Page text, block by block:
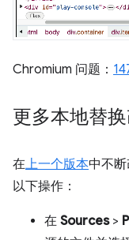
Chromium 问题：
更多本地替
在上一个版本中不断
以下操作：
在 Sources>